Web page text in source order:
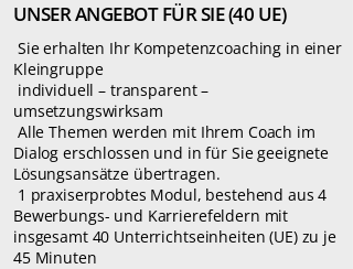
UNSER ANGEBOT FÜR SIE (40 UE)
Sie erhalten Ihr Kompetenzcoaching in einer
Kleingruppe
individuell – transparent –
umsetzungswirksam
Alle Themen werden mit Ihrem Coach im
Dialog erschlossen und in für Sie geeignete
Lösungsansätze übertragen.
1 praxiserprobtes Modul, bestehend aus 4
Bewerbungs- und Karrierefeldern mit
insgesamt 40 Unterrichtseinheiten (UE) zu je
45 Minuten